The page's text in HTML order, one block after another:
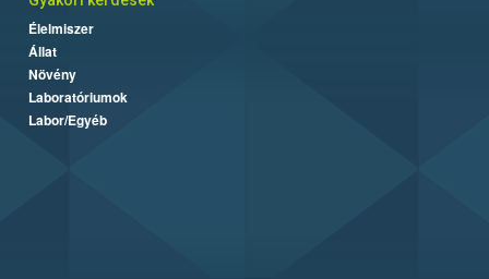
Élelmiszer
Állat
Növény
Laboratóriumok
Labor/Egyéb